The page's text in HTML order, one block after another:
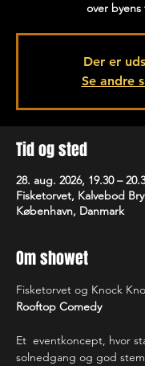
over byens
Der er
Se andre
Tid og sted
28. aug. 2026, 19.30 –
Fisketorvet, Kalvebod
København, Danmark
Om showet
Fisketorvet og Knock
Rooftop Comedy
Et  eventkoncept, hvor
solnedgang og god